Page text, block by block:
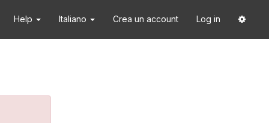
Help Italiano Crea un account Log in